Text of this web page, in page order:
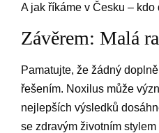
A jak říkáme v Česku –
Závěrem: Malá
Pamatujte, že žádný
řešením. Noxilus může
nejlepších výsledků
se zdravým životním